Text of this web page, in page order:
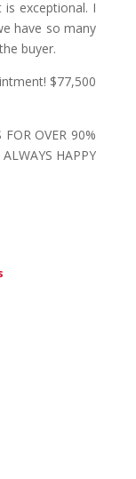
exceptional. I
have so many
buyer.
$77,500
OVER 90%
HAPPY